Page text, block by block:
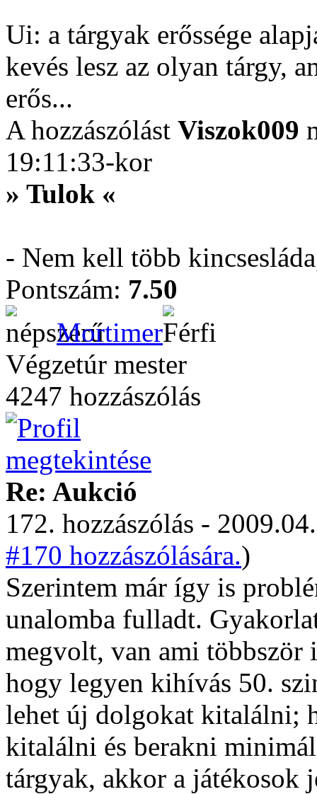
Ui: a tárgyak erőssége
kevés lesz az olyan tárgy,
erős...
A hozzászólást Viszok009
19:11:33-kor
» Tulok «
- Nem kell több
Pontszám: 7.50
Mortimer
Végzetúr mester
4247 hozzászólás
Re: Aukció
172. hozzászólás -
#170 hozzászólására.)
Szerintem már így is
unalomba fulladt.
megvolt, van ami többször
hogy legyen kihívás 50.
lehet új dolgokat kitalálni;
kitalálni és berakni
tárgyak, akkor a játékosok